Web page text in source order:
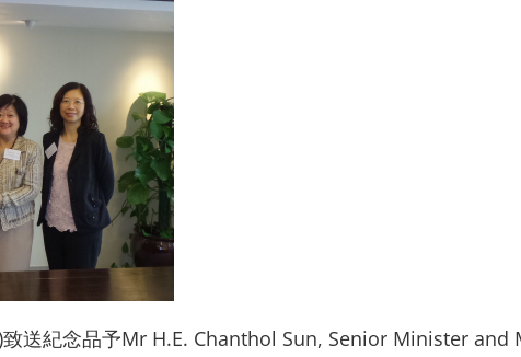
送紀念品予Mr H.E. Chanthol Sun, Senior Minister and